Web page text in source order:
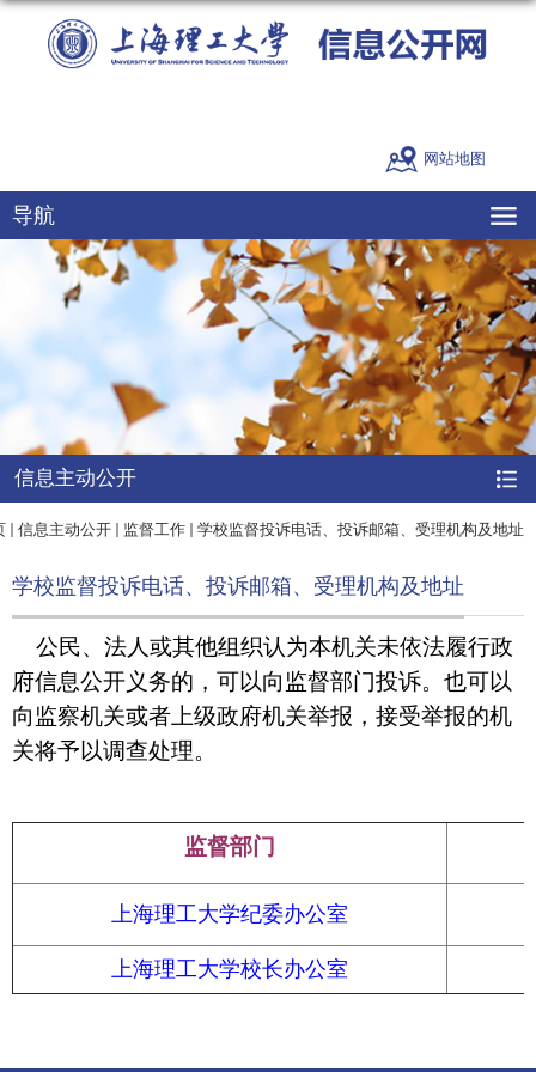
网站地图
导航
信息主动公开
信息主动公开 监督工作 学校监督投诉电话、投诉邮箱、受理机构及地址
学校监督投诉电话、投诉邮箱、受理机构及地址
公民、法人或其他组织认为本机关未依法履行政
府信息公开义务的，可以向监督部门投诉。 也可以
向监察机关或者上级政府机关举报，接受举报的机
关将予以调查处理。
监督部门
上海理工大学纪委办公室
上海理工大学校长办公室